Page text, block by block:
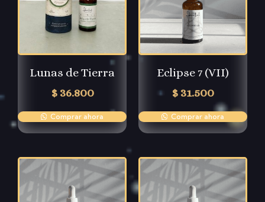
Lunas de Tierra
$36.800
Comprar ahora
Eclipse 7 (VII)
$ 31.500
Comprar ahora